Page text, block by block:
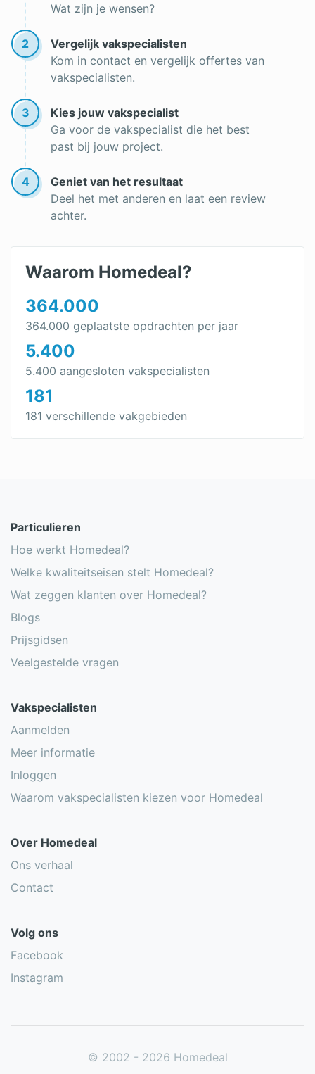
Infrarood vloerverwarming
Elektrische vloerverwarming
Elektrische vloerverwarming aanleggen
Elektrische vloerverwarming badkamer
Noppenplaat vloerverwarming
Wat zijn je wensen?
2
Vergelijk vakspecialisten
Kom in contact en vergelijk offertes van
vakspecialisten.
3
Kies jouw vakspecialist
Ga voor de vakspecialist die het best
past bij jouw project.
4
Geniet van het resultaat
Deel het met anderen en laat een review
achter.
Waarom Homedeal?
364.000
364.000 geplaatste opdrachten per jaar
5.400
5.400 aangesloten vakspecialisten
181
181 verschillende vakgebieden
Particulieren
Hoe werkt Homedeal?
Welke kwaliteitseisen stelt Homedeal?
Wat zeggen klanten over Homedeal?
Blogs
Prijsgidsen
Veelgestelde vragen
Vakspecialisten
Aanmelden
Meer informatie
Inloggen
Waarom vakspecialisten kiezen voor Homedeal
Over Homedeal
Ons verhaal
Contact
Volg ons
Facebook
Instagram
© 2002 - 2026 Homedeal